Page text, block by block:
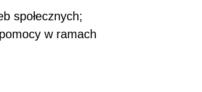
społecznych;
w ramach